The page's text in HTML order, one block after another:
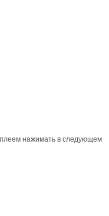
нажимать в следующем